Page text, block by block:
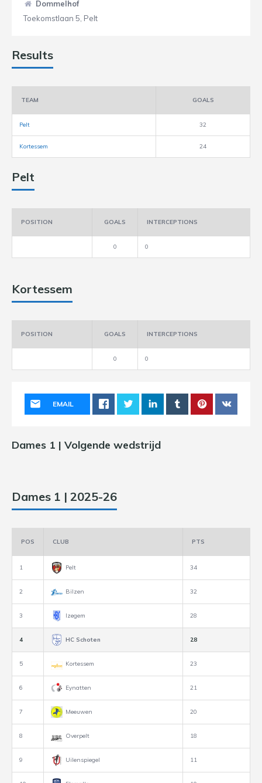
Dommelhof
Toekomstlaan 5, Pelt
Results
TEAM GOALS
Pelt 32
Kortessem 24
Pelt
POSITION GOALS INTERCEPTIONS
0 0
Kortessem
POSITION GOALS INTERCEPTIONS
0 0
EMAIL
Dames 1 | Volgende wedstrijd
Dames 1 | 2025-26
POS CLUB PTS
1 Pelt 34
2 Bilzen 32
3 Izegem 28
4 HC Schoten 28
5 Kortessem 23
6 Eynatten 21
7 Meeuwen 20
8 Overpelt 18
9 Uilenspiegel 11